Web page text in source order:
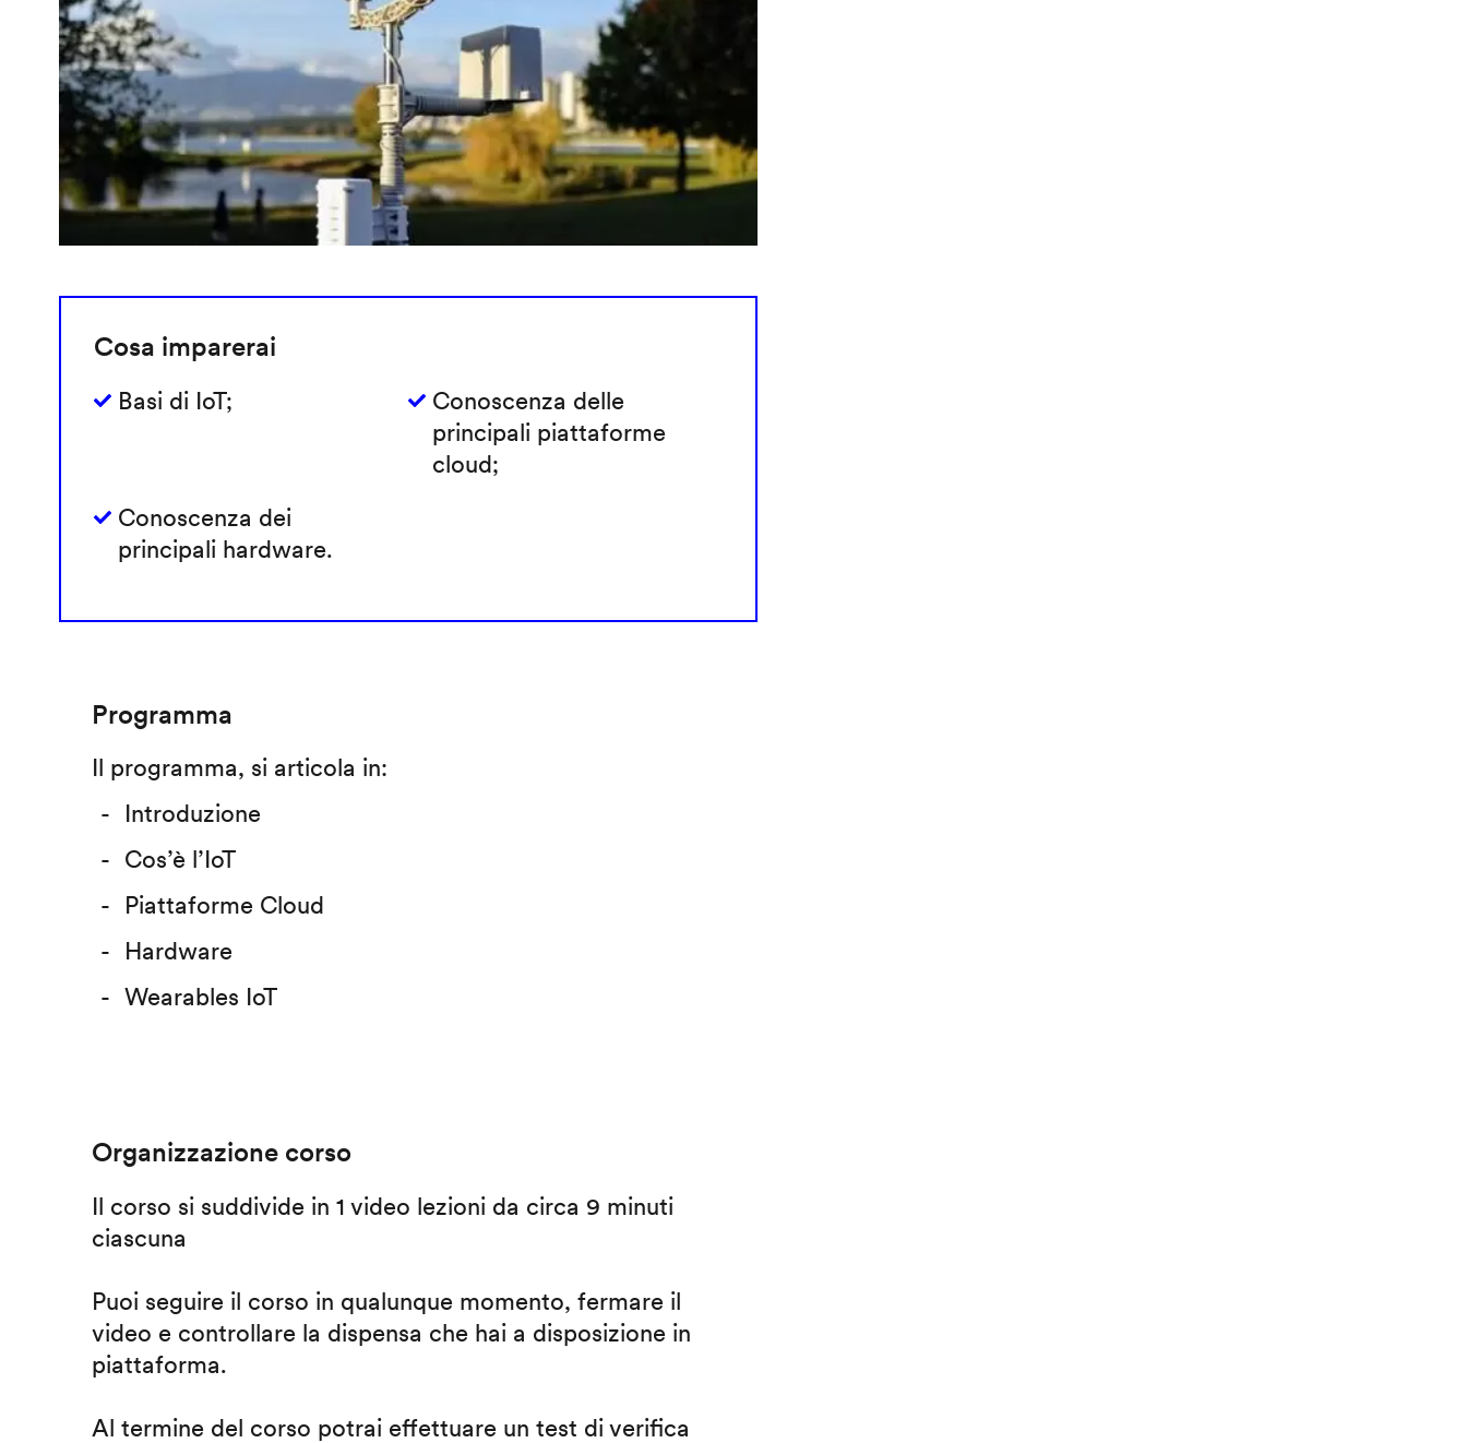
Cosa imparerai
Basi di IoT;
Conoscenza delle
principali piattaforme
cloud;
Conoscenza dei
principali hardware.
Programma
Il programma, si articola in:
Introduzione
Cos’è l’IoT
Piattaforme Cloud
Hardware
Wearables IoT
Organizzazione corso
Il corso si suddivide in 1 video lezioni da circa 9 minuti
ciascuna
Puoi seguire il corso in qualunque momento, fermare il
video e controllare la dispensa che hai a disposizione in
piattaforma.
Al termine del corso potrai effettuare un test di verifica